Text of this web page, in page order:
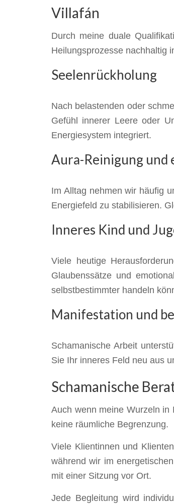
Villafán
Durch meine duale
Heilungsprozesse nachhaltig
Seelenrückholung
Nach belastenden oder
Gefühl innerer Leere oder
Energiesystem integriert.
Aura-Reinigung und
Im Alltag nehmen wir häufig
Energiefeld zu stabilisieren.
Inneres Kind und
Viele heutige
Glaubenssätze und
selbstbestimmter handeln
Manifestation und
Schamanische Arbeit
Sie Ihr inneres Feld neu aus
Schamanische
Auch wenn meine Wurzeln in
keine räumliche Begrenzung.
Viele Klientinnen und
während wir im
mit einer Sitzung vor Ort.
Jede Begleitung wird